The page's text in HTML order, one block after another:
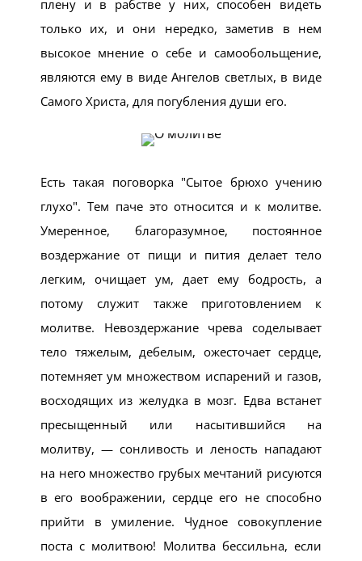
плену и в рабстве у них, способен видеть
только их, и они нередко, заметив в нем
высокое мнение о себе и самообольщение,
являются ему в виде Ангелов светлых, в виде
Самого Христа, для погубления души его.
Есть такая поговорка "Сытое брюхо учению
глухо". Тем паче это относится и к молитве.
Умеренное, благоразумное, постоянное
воздержание от пищи и пития делает тело
легким, очищает ум, дает ему бодрость, а
потому служит также приготовлением к
молитве. Невоздержание чрева соделывает
тело тяжелым, дебелым, ожесточает сердце,
потемняет ум множеством испарений и газов,
восходящих из желудка в мозг. Едва встанет
пресыщенный или насытившийся на
молитву, — сонливость и леность нападают
на него множество грубых мечтаний рисуются
в его воображении, сердце его не способно
прийти в умиление. Чудное совокупление
поста с молитвою! Молитва бессильна, если